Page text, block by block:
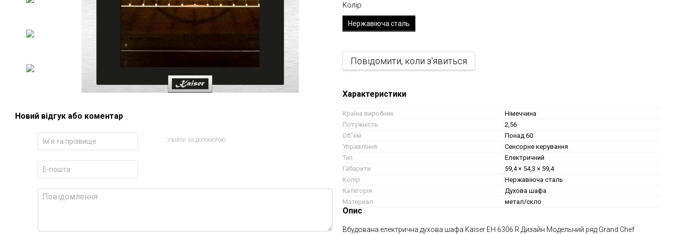
Новий відгук або коментар
Увійти за допомогою
Колір
Нержавіюча сталь
Повідомити, коли з'явиться
Характеристики
Країна виробник
Німеччина
Потужність
2,56
Об"єм
Понад 60
Управління
Сенсорне керування
Тип
Електричний
Габарити
59,4 × 54,3 × 59,4
Колір
Нержавіюча сталь
Категорія
Духова шафа
Материал
метал/скло
Опис
Вбудована електрична духова шафа Kaiser EH 6306 R Дизайн Модельний ряд Grand Chef